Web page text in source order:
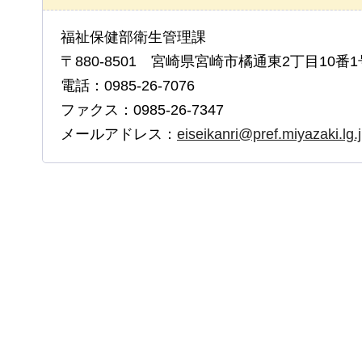
福祉保健部衛生管理課
〒880-8501 宮崎県宮崎市橘通東2丁目10番1
電話：0985-26-7076
ファクス：0985-26-7347
メールアドレス：